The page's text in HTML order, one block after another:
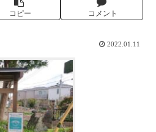
コピー コメント
2022.01.11